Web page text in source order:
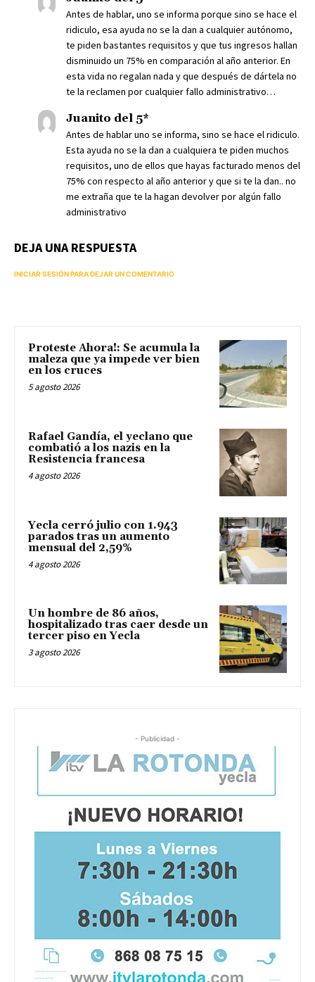
Antes de hablar, uno se informa porque sino se hace el
ridiculo, esa ayuda no se la dan a cualquier autónomo,
te piden bastantes requisitos y que tus ingresos hallan
disminuido un 75% en comparación al año anterior. En
esta vida no regalan nada y que después de dártela no
te la reclamen por cualquier fallo administrativo…
Juanito del 5*
Antes de hablar uno se informa, sino se hace el ridiculo.
Esta ayuda no se la dan a cualquiera te piden muchos
requisitos, uno de ellos que hayas facturado menos del
75% con respecto al año anterior y que si te la dan.. no
me extraña que te la hagan devolver por algún fallo
administrativo
DEJA UNA RESPUESTA
INICIAR SESIÓN PARA DEJAR UN COMENTARIO
Proteste Ahora!: Se acumula la
maleza que ya impede ver bien
en los cruces
5 agosto 2026
Rafael Gandía, el yeclano que
combatió a los nazis en la
Resistencia francesa
4 agosto 2026
Yecla cerró julio con 1.943
parados tras un aumento
mensual del 2,59%
4 agosto 2026
Un hombre de 86 años,
hospitalizado tras caer desde un
tercer piso en Yecla
3 agosto 2026
- Publicidad -